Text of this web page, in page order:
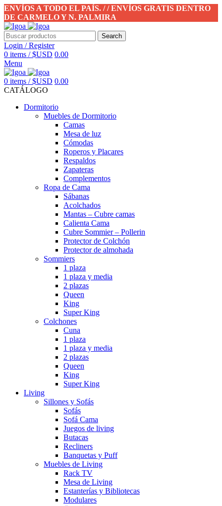
ENVÍOS A TODO EL PAÍS. / / ENVÍOS GRATIS DENTRO
DE CARMELO Y N. PALMIRA
Search
Login / Register
0 items / $USD 0.00
Menu
0 items / $USD 0.00
CATÁLOGO
Dormitorio
Muebles de Dormitorio
Camas
Mesa de luz
Cómodas
Roperos y Placares
Respaldos
Zapateras
Complementos
Ropa de Cama
Sábanas
Acolchados
Mantas – Cubre camas
Calienta Cama
Cubre Sommier – Pollerin
Protector de Colchón
Protector de almohada
Sommiers
1 plaza
1 plaza y media
2 plazas
Queen
King
Super King
Colchones
Cuna
1 plaza
1 plaza y media
2 plazas
Queen
King
Super King
Living
Sillones y Sofás
Sofás
Sofá Cama
Juegos de living
Butacas
Recliners
Banquetas y Puff
Muebles de Living
Rack TV
Mesa de Living
Estanterías y Bibliotecas
Modulares